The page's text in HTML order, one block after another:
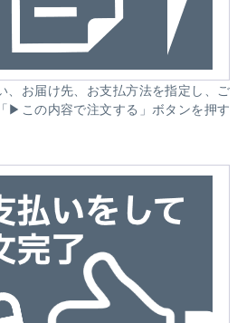
、お届け先、お支払方法を指定し、ご
▶この内容で注文する」ボタンを押す